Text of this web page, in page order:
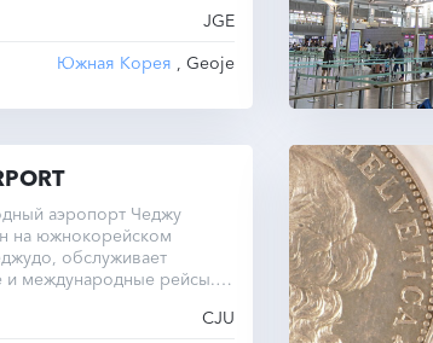
JGE
Южная Корея , Geoje
аэропорт Чеджу
на южнокорейском
обслуживает
и международные рейсы.
метров над уровнем
CJU